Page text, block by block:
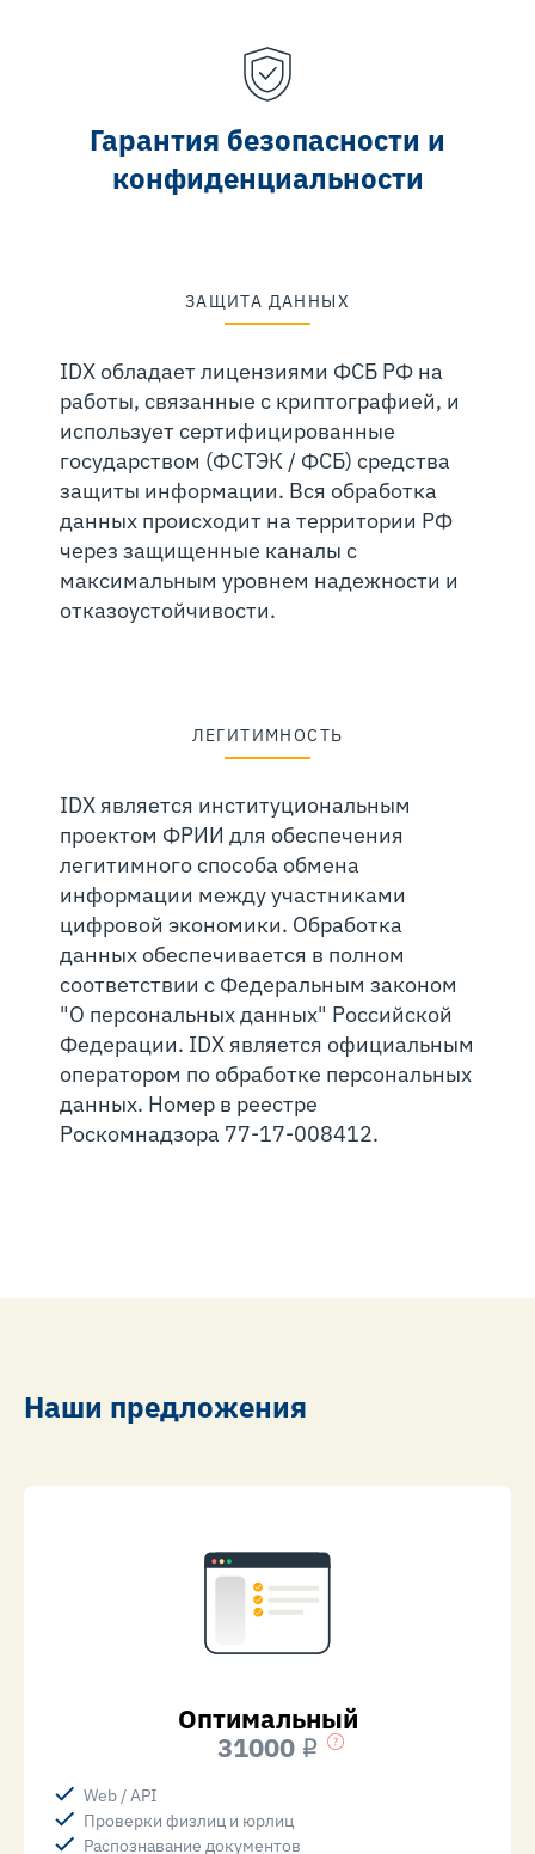
Гарантия безопасности и
конфиденциальности
ЗАЩИТА ДАННЫХ
IDX обладает лицензиями ФСБ РФ на
работы, связанные с криптографией, и
использует сертифицированные
государством (ФСТЭК / ФСБ) средства
защиты информации. Вся обработка
данных происходит на территории РФ
через защищенные каналы с
максимальным уровнем надежности и
отказоустойчивости.
ЛЕГИТИМНОСТЬ
IDX является институциональным
проектом ФРИИ для обеспечения
легитимного способа обмена
информации между участниками
цифровой экономики. Обработка
данных обеспечивается в полном
соответствии с Федеральным законом
"О персональных данных" Российской
Федерации. IDX является официальным
оператором по обработке персональных
данных. Номер в реестре
Роскомнадзора 77-17-008412.
Наши предложения
Оптимальный
31000 i
Web / API
Проверки физлиц и юрлиц
Распознавание документов